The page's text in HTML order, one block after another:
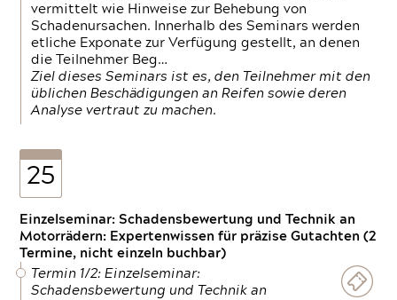
vermittelt wie Hinweise zur Behebung von
Schadenursachen. Innerhalb des Seminars werden
etliche Exponate zur Verfügung gestellt, an denen
die Teilnehmer Beg…
Ziel dieses Seminars ist es, den Teilnehmer mit den
üblichen Beschädigungen an Reifen sowie deren
Analyse vertraut zu machen.
25
Einzelseminar: Schadensbewertung und Technik an
Motorrädern: Expertenwissen für präzise Gutachten (2
Termine, nicht einzeln buchbar)
Termin 1/2: Einzelseminar:
Schadensbewertung und Technik an